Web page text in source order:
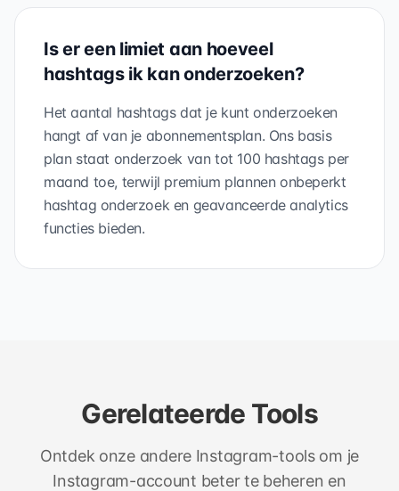
Is er een limiet aan hoeveel
hashtags ik kan onderzoeken?
Het aantal hashtags dat je kunt onderzoeken
hangt af van je abonnementsplan. Ons basis
plan staat onderzoek van tot 100 hashtags per
maand toe, terwijl premium plannen onbeperkt
hashtag onderzoek en geavanceerde analytics
functies bieden.
Gerelateerde Tools
Ontdek onze andere Instagram-tools om je
Instagram-account beter te beheren en